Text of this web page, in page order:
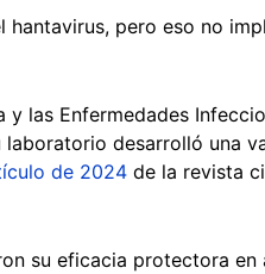
pero eso no
las Enfermedades
desarrolló una
de 2024 de la revista
su eficacia protectora en